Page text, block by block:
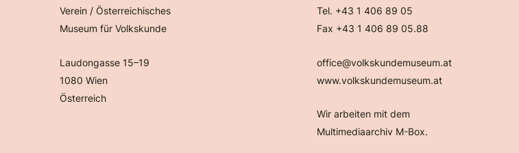
Verein / Österreichisches
Museum für Volkskunde
Laudongasse 15–19
1080 Wien
Österreich
Tel. +43 1 406 89 05
Fax +43 1 406 89 05.88
office@volkskundemuseum.at
www.volkskundemuseum.at
Wir arbeiten mit dem
Multimediaarchiv M-Box.